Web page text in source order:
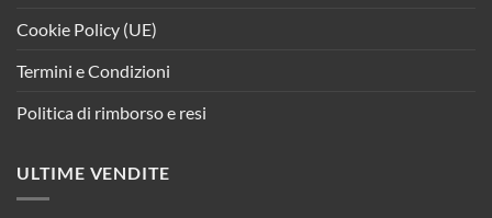
Cookie Policy (UE)
Termini e Condizioni
Politica di rimborso e resi
ULTIME VENDITE